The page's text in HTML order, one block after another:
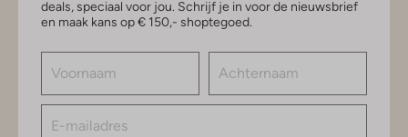
deals, speciaal voor jou. Schrijf je in voor de nieuwsbrief
en maak kans op € 150,- shoptegoed.